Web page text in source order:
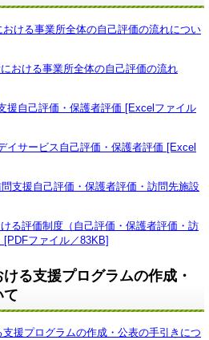
ける事業所全体の自己評価の流れについ
おける事業所全体の自己評価の流れ
援自己評価・保護者評価 [Excelファイル
イサービス自己評価・保護者評価 [Excel
問支援自己評価・保護者評価・訪問先施設
る評価制度（自己評価・保護者評価・訪
ファイル／83KB]
る支援プログラムの作成・
て
援プログラムの作成・公表の手引きにつ